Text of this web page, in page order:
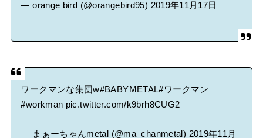
— orange bird (@orangebird95) 2019年11月17日
ワークマンな集団w#BABYMETAL#ワークマン
#workman pic.twitter.com/k9brh8CUG2
— まぁーちゃんmetal (@ma_chanmetal) 2019年11月